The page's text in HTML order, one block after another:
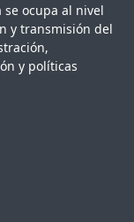
se ocupa al nivel
y transmisión del
y políticas